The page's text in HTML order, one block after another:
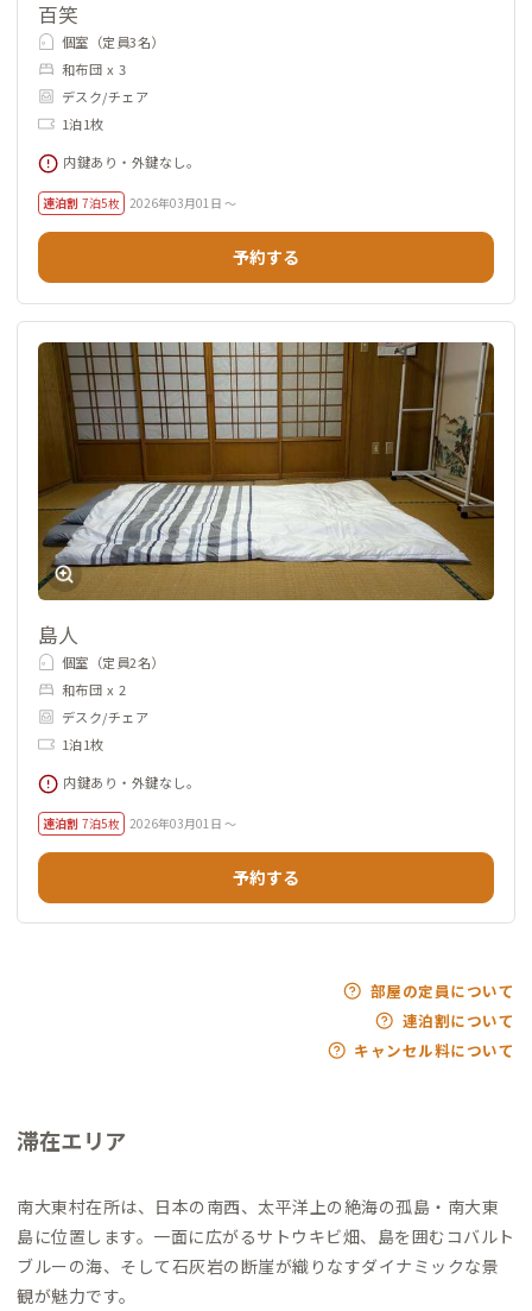
百笑
個室（定員3名）
和布団 x 3
デスク/チェア
1泊1枚
内鍵あり・外鍵なし。
連泊割 7泊5枚 2026年03月01日 ～
予約する
島人
個室（定員2名）
和布団 x 2
デスク/チェア
1泊1枚
内鍵あり・外鍵なし。
連泊割 7泊5枚 2026年03月01日 ～
予約する
部屋の定員について
連泊割について
キャンセル料について
滞在エリア
南大東村在所は、日本の南西、太平洋上の絶海の孤島・南大東
島に位置します。一面に広がるサトウキビ畑、島を囲むコバルト
ブルーの海、そして石灰岩の断崖が織りなすダイナミックな景
観が魅力です。